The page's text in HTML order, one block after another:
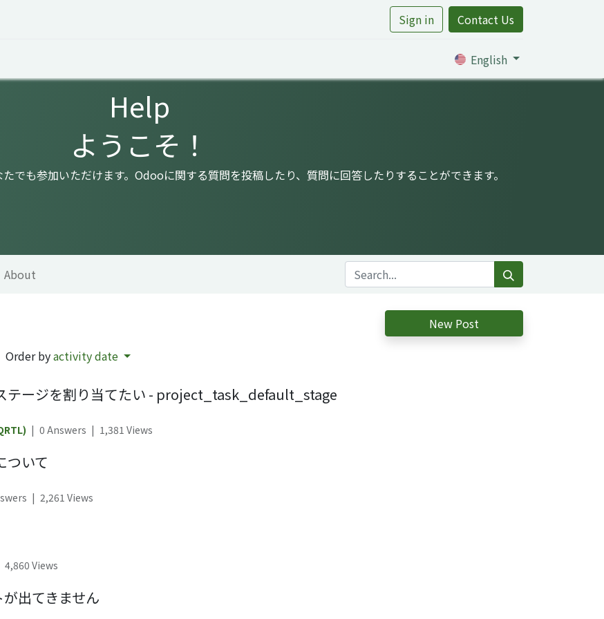
Sign in Contact Us
English
Help
ようこそ！
でも参加いただけます。Odooに関する質問を投稿したり、質問に回答したりすることができます。
About
New Post
Order byactivity date
テージを割り当てたい - project_task_default_stage
| 0 Answers | 1,381 Views
ついて
| 2,261 Views
4,860 Views
出てきません